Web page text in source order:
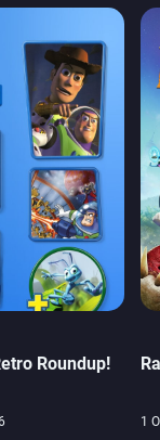
Roundup!
1